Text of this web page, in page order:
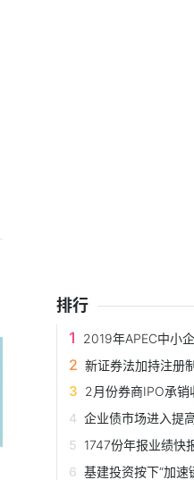
排行
2019年APEC中小企
新证券法加持注册制改革
2月份券商IPO承销收入
企业债市场进入提高发行效
1747份年报业绩快报近六成实现增
基建投资按下“加速键”